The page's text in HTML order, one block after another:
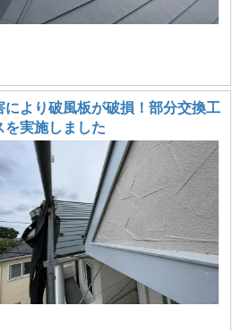
より破風板が破損！部分交換工
を実施しました